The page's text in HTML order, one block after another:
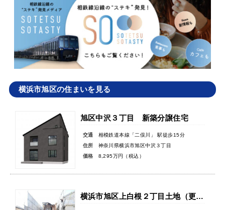
横浜市旭区の住まいを見る
旭区中沢３丁目 新築分譲住宅
交通
相模鉄道本線「二俣川」 駅徒歩15分
住所
神奈川県横浜市旭区中沢３丁目
価格
8,295万円（税込）
横浜市旭区上白根２丁目土地（更地渡し）